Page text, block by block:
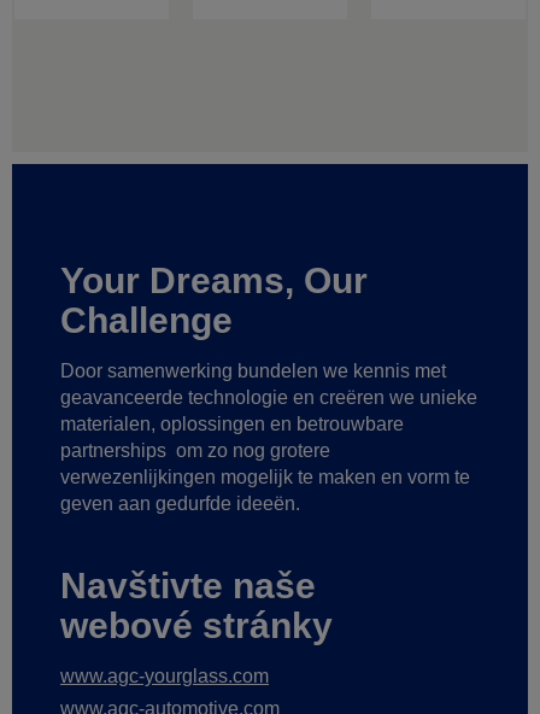
Your Dreams, Our
Challenge
Door samenwerking bundelen we kennis met
geavanceerde technologie en creëren we unieke
materialen, oplossingen en betrouwbare
partnerships om zo nog grotere
verwezenlijkingen mogelijk te maken en vorm te
geven aan gedurfde ideeën.
Navštivte naše
webové stránky
www.agc-yourglass.com
www.agc-automotive.com